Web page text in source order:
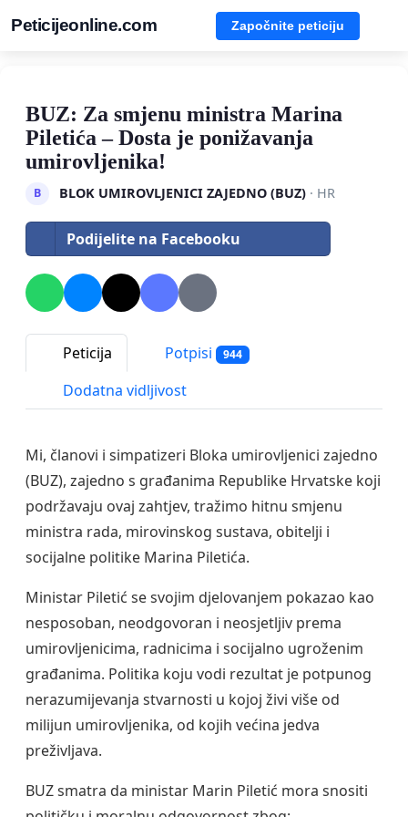
Peticijeonline.com Započnite peticiju
BUZ: Za smjenu ministra Marina
Piletića – Dosta je ponižavanja
umirovljenika!
B BLOK UMIROVLJENICI ZAJEDNO (BUZ)· HR
Podijelite na Facebooku
Peticija Potpisi 944
Dodatna vidljivost
Mi, članovi i simpatizeri Bloka umirovljenici zajedno
(BUZ), zajedno s građanima Republike Hrvatske koji
podržavaju ovaj zahtjev, tražimo hitnu smjenu
ministra rada, mirovinskog sustava, obitelji i
socijalne politike Marina Piletića.
Ministar Piletić se svojim djelovanjem pokazao kao
nesposoban, neodgovoran i neosjetljiv prema
umirovljenicima, radnicima i socijalno ugroženim
građanima. Politika koju vodi rezultat je potpunog
nerazumijevanja stvarnosti u kojoj živi više od
milijun umirovljenika, od kojih većina jedva
preživljava.
BUZ smatra da ministar Marin Piletić mora snositi